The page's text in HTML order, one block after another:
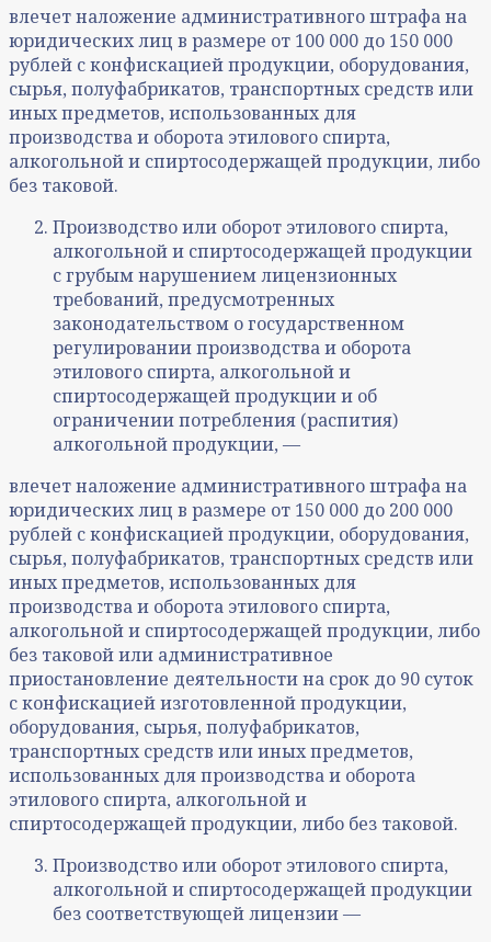
влечет наложение административного штрафа на
юридических лиц в размере от 100 000 до 150 000
рублей с конфискацией продукции, оборудования,
сырья, полуфабрикатов, транспортных средств или
иных предметов, использованных для
производства и оборота этилового спирта,
алкогольной и спиртосодержащей продукции, либо
без таковой.
Производство или оборот этилового спирта,
алкогольной и спиртосодержащей продукции
с грубым нарушением лицензионных
требований, предусмотренных
законодательством о государственном
регулировании производства и оборота
этилового спирта, алкогольной и
спиртосодержащей продукции и об
ограничении потребления (распития)
алкогольной продукции, —
влечет наложение административного штрафа на
юридических лиц в размере от 150 000 до 200 000
рублей с конфискацией продукции, оборудования,
сырья, полуфабрикатов, транспортных средств или
иных предметов, использованных для
производства и оборота этилового спирта,
алкогольной и спиртосодержащей продукции, либо
без таковой или административное
приостановление деятельности на срок до 90 суток
с конфискацией изготовленной продукции,
оборудования, сырья, полуфабрикатов,
транспортных средств или иных предметов,
использованных для производства и оборота
этилового спирта, алкогольной и
спиртосодержащей продукции, либо без таковой.
Производство или оборот этилового спирта,
алкогольной и спиртосодержащей продукции
без соответствующей лицензии —